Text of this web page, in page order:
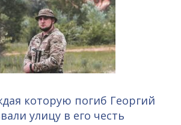
которую погиб Георгий
улицу в его честь